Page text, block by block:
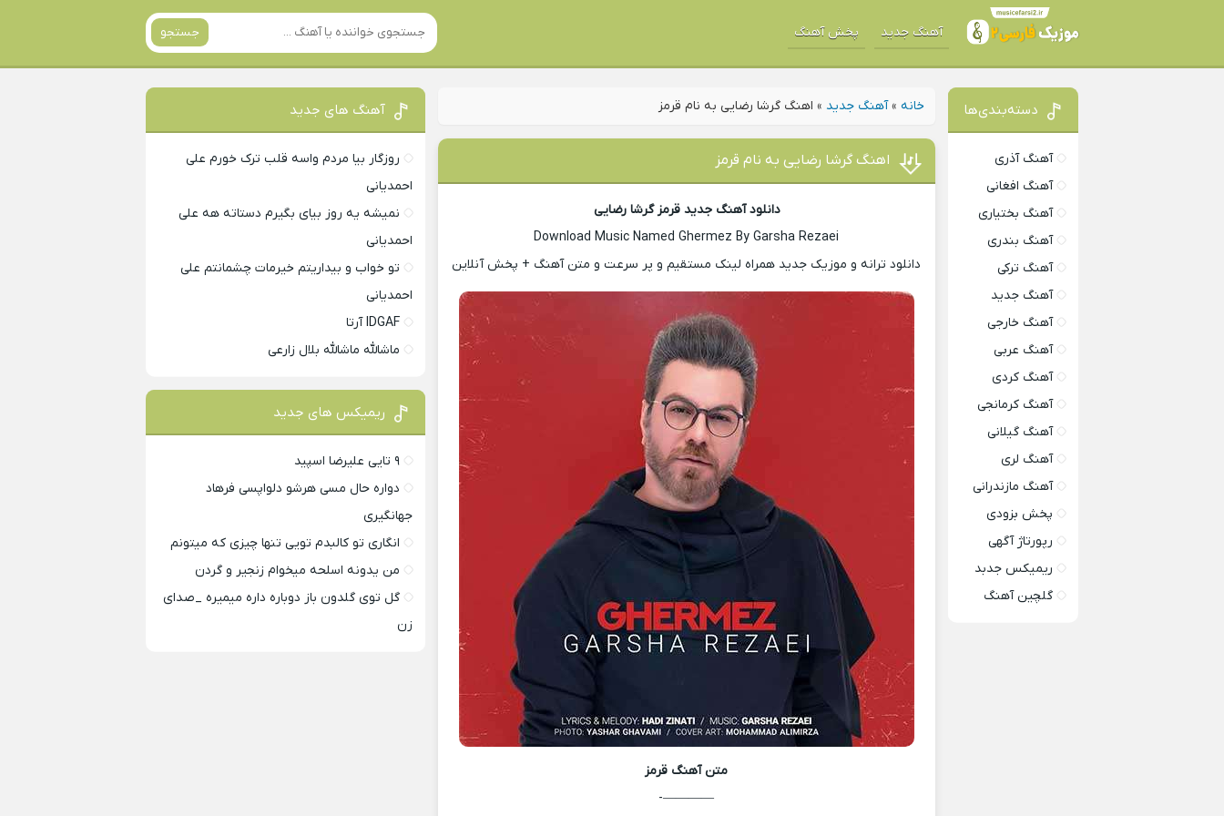
آهنگ جدید پخش آهنگ جستجو
خانه »آهنگ جدید » اهنگ گرشا رضایی به نام قرمز
اهنگ گرشا رضایی به نام قرمز
دانلود آهنگ جدید قرمز گرشا رضایی
Download Music Named Ghermez By Garsha Rezaei
دانلود ترانه و موزیک جدید همراه لینک مستقیم و پر سرعت و متن آهنگ + پخش آنلاین
متن آهنگ قرمز
————-
دسته‌بندی‌ها
آهنگ آذری
آهنگ افغانی
آهنگ بختیاری
آهنگ بندری
آهنگ ترکی
آهنگ جدید
آهنگ خارجی
آهنگ عربی
آهنگ کردی
آهنگ کرمانجی
آهنگ گیلانی
آهنگ لری
آهنگ مازندرانی
پخش بزودی
رپورتاژ آگهی
ریمیکس جدبد
گلچین آهنگ
آهنگ های جدید
روزگار بیا مردم واسه قلب ترک خورم علی
احمدیانی
نمیشه یه روز بیای بگیرم دستاته هه علی
احمدیانی
تو خواب و بیداریتم خیرمات چشمانتم علی
احمدیانی
IDGAF آرتا
ماشالله ماشالله بلال زارعی
ریمیکس های جدید
۹ تایی علیرضا اسپید
دواره حال مسی هرشو دلواپسی فرهاد
جهانگیری
انگاری تو کالبدم تویی تنها چیزی که میتونم
من یدونه اسلحه میخوام زﻧﺠﻴﺮ و ﮔﺮدن
گل توی گلدون باز دوباره داره میمیره _صدای
زن